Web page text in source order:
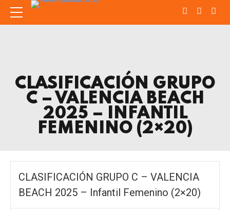
CLASIFICACIÓN GRUPO
C – VALENCIA BEACH
2025 – INFANTIL
FEMENINO (2×20)
CLASIFICACIÓN GRUPO C – VALENCIA
BEACH 2025 – Infantil Femenino (2×20)